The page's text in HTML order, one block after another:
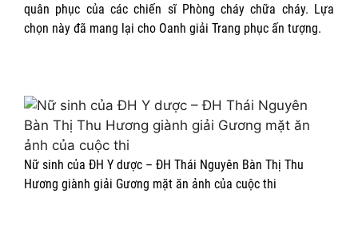
quân phục của các chiến sĩ Phòng cháy chữa cháy. Lựa
chọn này đã mang lại cho Oanh giải Trang phục ấn tượng.
Nữ sinh của ĐH Y dược – ĐH Thái Nguyên Bàn Thị Thu
Hương giành giải Gương mặt ăn ảnh của cuộc thi